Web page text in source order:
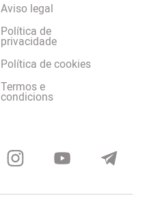
Aviso legal
Política de
privacidade
Política de cookies
Termos e
condicions